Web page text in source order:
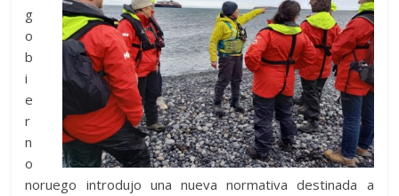
g
o
b
i
e
r
n
o
noruego introdujo una nueva normativa destinada a